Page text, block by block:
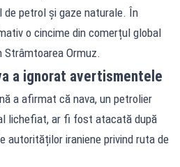
petrol și gaze naturale. În
o cincime din comerțul global
Ormuz.
a ignorat avertismentele
a afirmat că nava, un petrolier
lichefiat, ar fi fost atacată după
autorităților iraniene privind ruta de